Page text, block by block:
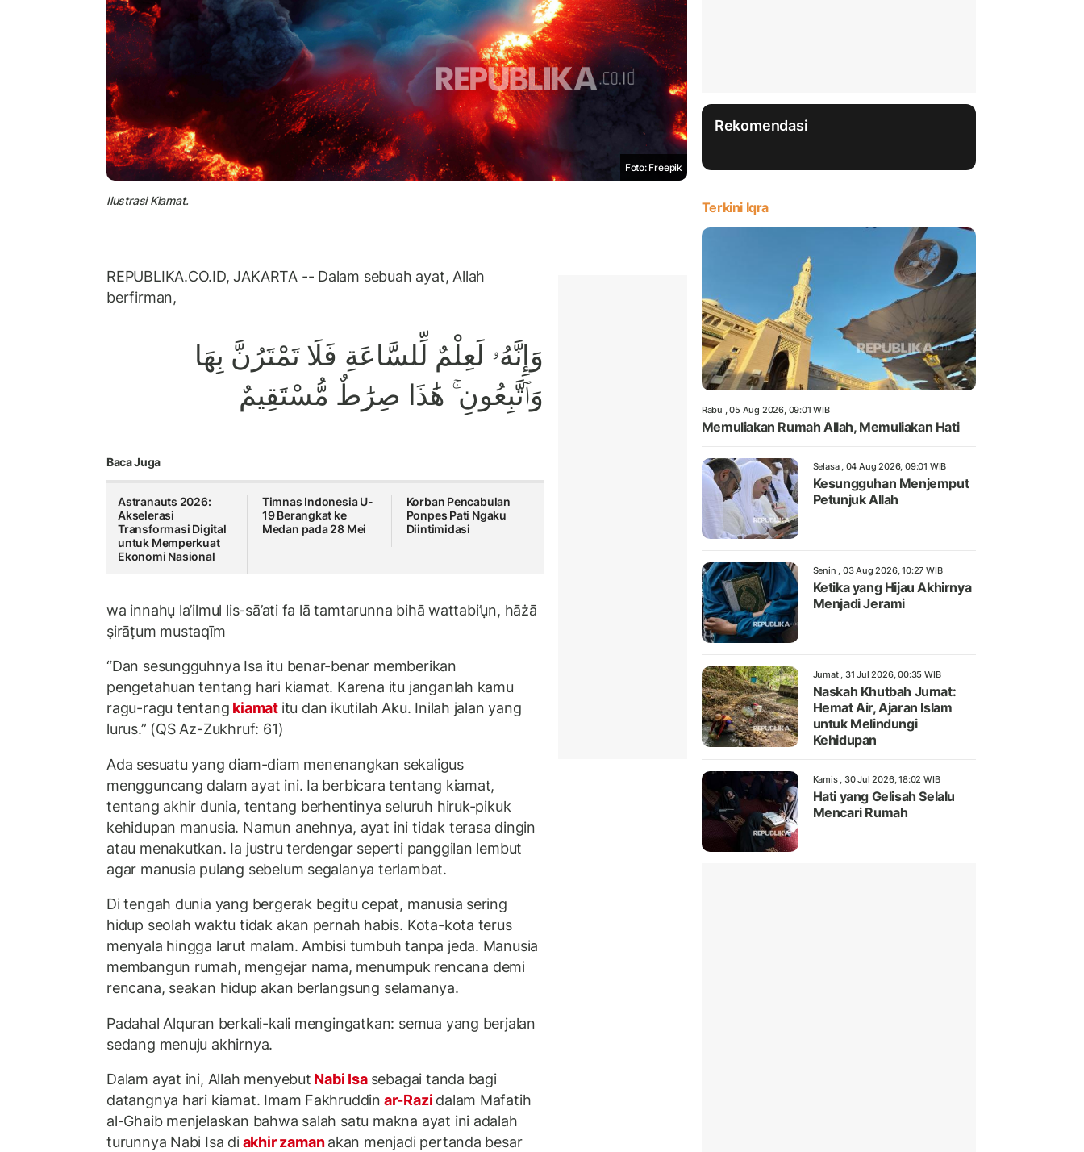
Foto: Freepik
Ilustrasi Kiamat.
REPUBLIKA.CO.ID, JAKARTA -- Dalam sebuah ayat, Allah
berfirman,
وَإِنَّهُۥ لَعِلْمٌ لِّلسَّاعَةِ فَلَا تَمْتَرُنَّ بِهَا
وَٱتَّبِعُونِ ۚ هَٰذَا صِرَٰطٌ مُّسْتَقِيمٌ
Baca Juga
Astranauts 2026:
Akselerasi
Transformasi Digital
untuk Memperkuat
Ekonomi Nasional
Timnas Indonesia U-
19 Berangkat ke
Medan pada 28 Mei
Korban Pencabulan
Ponpes Pati Ngaku
Diintimidasi
wa innahụ la’ilmul lis-sā’ati fa lā tamtarunna bihā wattabi’ụn, hāżā
ṣirāṭum mustaqīm
“Dan sesungguhnya Isa itu benar-benar memberikan
pengetahuan tentang hari kiamat. Karena itu janganlah kamu
ragu-ragu tentang kiamat itu dan ikutilah Aku. Inilah jalan yang
lurus.” (QS Az-Zukhruf: 61)
Ada sesuatu yang diam-diam menenangkan sekaligus
mengguncang dalam ayat ini. Ia berbicara tentang kiamat,
tentang akhir dunia, tentang berhentinya seluruh hiruk-pikuk
kehidupan manusia. Namun anehnya, ayat ini tidak terasa dingin
atau menakutkan. Ia justru terdengar seperti panggilan lembut
agar manusia pulang sebelum segalanya terlambat.
Di tengah dunia yang bergerak begitu cepat, manusia sering
hidup seolah waktu tidak akan pernah habis. Kota-kota terus
menyala hingga larut malam. Ambisi tumbuh tanpa jeda. Manusia
membangun rumah, mengejar nama, menumpuk rencana demi
rencana, seakan hidup akan berlangsung selamanya.
Padahal Alquran berkali-kali mengingatkan: semua yang berjalan
sedang menuju akhirnya.
Dalam ayat ini, Allah menyebut Nabi Isa sebagai tanda bagi
datangnya hari kiamat. Imam Fakhruddin ar-Razi dalam Mafatih
al-Ghaib menjelaskan bahwa salah satu makna ayat ini adalah
turunnya Nabi Isa diakhir zamanakan menjadi pertanda besar
Rekomendasi
Terkini Iqra
Rabu , 05 Aug 2026, 09:01 WIB
Memuliakan Rumah Allah, Memuliakan Hati
Selasa , 04 Aug 2026, 09:01 WIB
Kesungguhan Menjemput
Petunjuk Allah
Senin , 03 Aug 2026, 10:27 WIB
Ketika yang Hijau Akhirnya
Menjadi Jerami
Jumat , 31 Jul 2026, 00:35 WIB
Naskah Khutbah Jumat:
Hemat Air, Ajaran Islam
untuk Melindungi
Kehidupan
Kamis , 30 Jul 2026, 18:02 WIB
Hati yang Gelisah Selalu
Mencari Rumah